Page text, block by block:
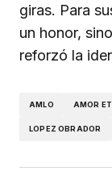
giras. Para
un honor,
reforzó la
AMLO AMOR
LOPEZ OBRADOR